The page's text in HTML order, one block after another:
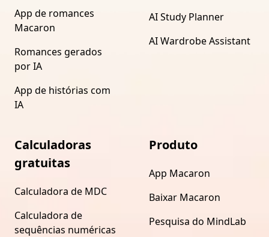
App de romances
Macaron
Romances gerados
por IA
App de histórias com
IA
AI Study Planner
AI Wardrobe Assistant
Calculadoras
gratuitas
Calculadora de MDC
Calculadora de
sequências numéricas
Produto
App Macaron
Baixar Macaron
Pesquisa do MindLab